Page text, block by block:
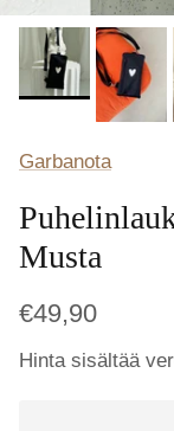
Garbanota
Musta
€49,90
Hinta sisältää